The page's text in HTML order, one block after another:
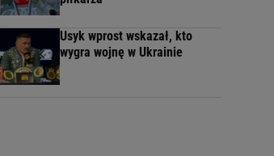
Usyk wprost wskazał, kto
wygra wojnę w Ukrainie